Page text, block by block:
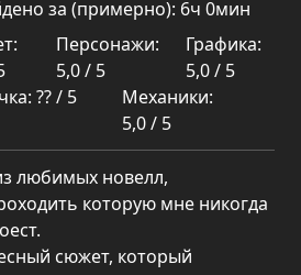
за (примерно): 6ч 0мин
Персонажи:
5,0 / 5
Графика:
5,0 / 5
?? / 5
Механики:
5,0 / 5
любимых новелл,
которую мне никогда
сюжет, который